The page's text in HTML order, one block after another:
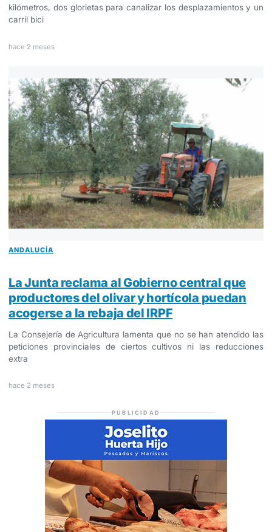
kilómetros, dos glorietas para canalizar los desplazamientos y un
carril bici
hace 2 meses
ANDALUCÍA
La Junta reclama al Gobierno central que
productores del olivar y hortícola puedan
acogerse a la rebaja del IRPF
La Consejería de Agricultura lamenta que no se han atendido las
peticiones provinciales de ciertos cultivos ni las reducciones
extra
hace 2 meses
PUBLICIDAD